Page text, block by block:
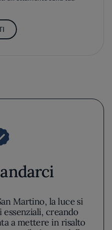
Martino, la luce si
creando
a mettere in risalto